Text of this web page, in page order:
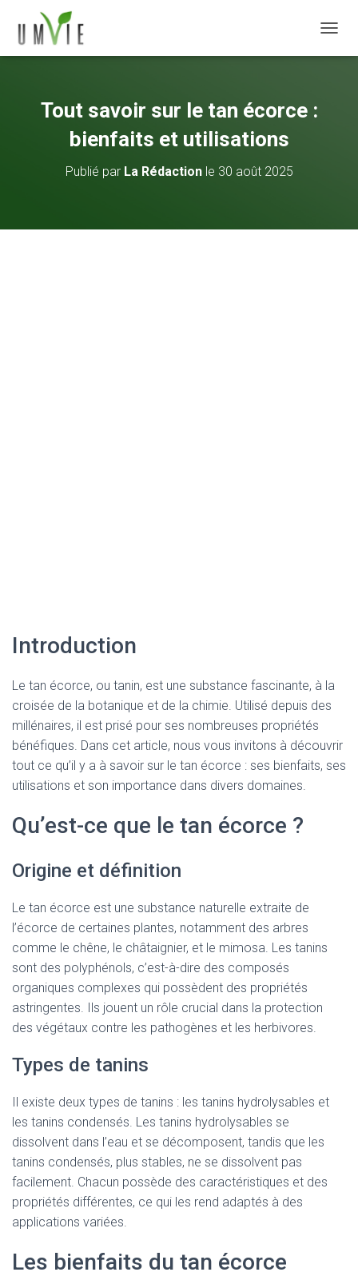
Tout savoir sur le tan écorce :
bienfaits et utilisations
Publié par La Rédactionle 30 août 2025
Introduction
Le tan écorce, ou tanin, est une substance fascinante, à la
croisée de la botanique et de la chimie. Utilisé depuis des
millénaires, il est prisé pour ses nombreuses propriétés
bénéfiques. Dans cet article, nous vous invitons à découvrir
tout ce qu’il y a à savoir sur le tan écorce : ses bienfaits, ses
utilisations et son importance dans divers domaines.
Qu’est-ce que le tan écorce ?
Origine et définition
Le tan écorce est une substance naturelle extraite de
l’écorce de certaines plantes, notamment des arbres
comme le chêne, le châtaignier, et le mimosa. Les tanins
sont des polyphénols, c’est-à-dire des composés
organiques complexes qui possèdent des propriétés
astringentes. Ils jouent un rôle crucial dans la protection
des végétaux contre les pathogènes et les herbivores.
Types de tanins
Il existe deux types de tanins : les tanins hydrolysables et
les tanins condensés. Les tanins hydrolysables se
dissolvent dans l’eau et se décomposent, tandis que les
tanins condensés, plus stables, ne se dissolvent pas
facilement. Chacun possède des caractéristiques et des
propriétés différentes, ce qui les rend adaptés à des
applications variées.
Les bienfaits du tan écorce